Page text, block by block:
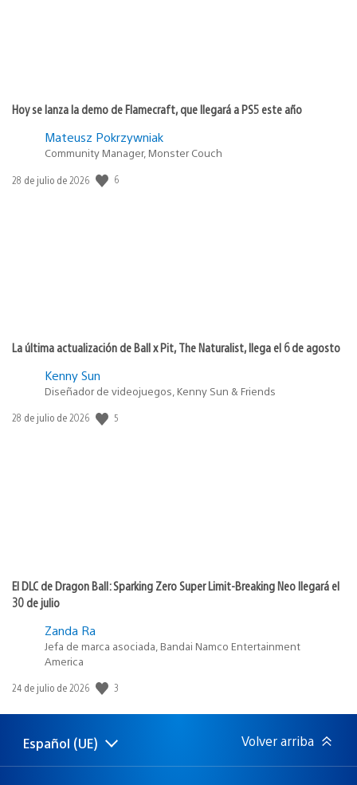
Hoy se lanza la demo de Flamecraft, que llegará a PS5 este año
Mateusz Pokrzywniak
Community Manager, Monster Couch
Fecha
28 de julio de 2026 6
La última actualización de Ball x Pit, The Naturalist, llega el 6 de agosto
Kenny Sun
Diseñador de videojuegos, Kenny Sun & Friends
Fecha
28 de julio de 2026 5
El DLC de Dragon Ball: Sparking Zero Super Limit-Breaking Neo llegará el
30 de julio
Zanda Ra
Jefa de marca asociada, Bandai Namco Entertainment
America
Fecha
publicación:
24 de julio de 2026 3
Selecciona
una
Región
actual:
Español (UE) Volver arriba